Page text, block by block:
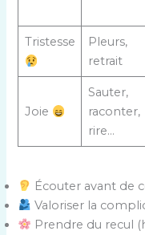
Tristesse
Pleurs,
retrait
Joie
Sauter,
raconter,
rire…
Écouter avant de
Valoriser la
Prendre du recul